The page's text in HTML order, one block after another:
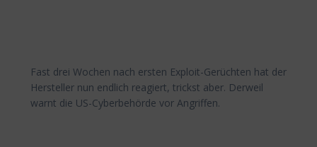
Fast drei Wochen nach ersten Exploit-Gerüchten hat der
Hersteller nun endlich reagiert, trickst aber. Derweil
warnt die US-Cyberbehörde vor Angriffen.